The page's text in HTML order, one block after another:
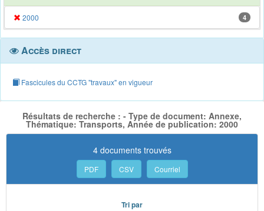
2000 4
Accès direct
Fascicules du CCTG "travaux" en vigueur
Résultats de recherche : - Type de document: Annexe,
Thématique: Transports, Année de publication: 2000
4 documents trouvés
PDF CSV Courriel
Tri par